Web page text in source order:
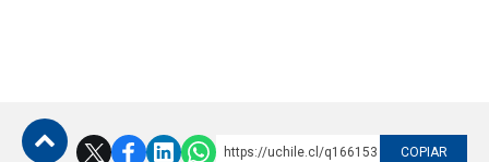
https://uchile.cl/q166153 COPIAR